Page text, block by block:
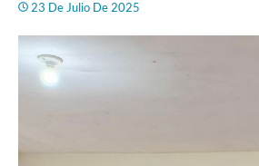
23 De Julio De 2025